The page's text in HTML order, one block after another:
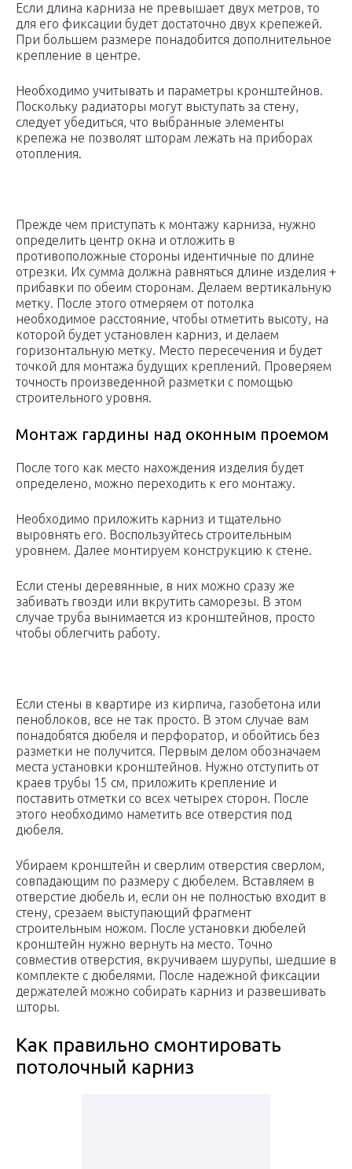
Если длина карниза не превышает двух метров, то
для его фиксации будет достаточно двух крепежей.
При большем размере понадобится дополнительное
крепление в центре.
Необходимо учитывать и параметры кронштейнов.
Поскольку радиаторы могут выступать за стену,
следует убедиться, что выбранные элементы
крепежа не позволят шторам лежать на приборах
отопления.
Прежде чем приступать к монтажу карниза, нужно
определить центр окна и отложить в
противоположные стороны идентичные по длине
отрезки. Их сумма должна равняться длине изделия +
прибавки по обеим сторонам. Делаем вертикальную
метку. После этого отмеряем от потолка
необходимое расстояние, чтобы отметить высоту, на
которой будет установлен карниз, и делаем
горизонтальную метку. Место пересечения и будет
точкой для монтажа будущих креплений. Проверяем
точность произведенной разметки с помощью
строительного уровня.
Монтаж гардины над оконным проемом
После того как место нахождения изделия будет
определено, можно переходить к его монтажу.
Необходимо приложить карниз и тщательно
выровнять его. Воспользуйтесь строительным
уровнем. Далее монтируем конструкцию к стене.
Если стены деревянные, в них можно сразу же
забивать гвозди или вкрутить саморезы. В этом
случае труба вынимается из кронштейнов, просто
чтобы облегчить работу.
Если стены в квартире из кирпича, газобетона или
пеноблоков, все не так просто. В этом случае вам
понадобятся дюбеля и перфоратор, и обойтись без
разметки не получится. Первым делом обозначаем
места установки кронштейнов. Нужно отступить от
краев трубы 15 см, приложить крепление и
поставить отметки со всех четырех сторон. После
этого необходимо наметить все отверстия под
дюбеля.
Убираем кронштейн и сверлим отверстия сверлом,
совпадающим по размеру с дюбелем. Вставляем в
отверстие дюбель и, если он не полностью входит в
стену, срезаем выступающий фрагмент
строительным ножом. После установки дюбелей
кронштейн нужно вернуть на место. Точно
совместив отверстия, вкручиваем шурупы, шедшие в
комплекте с дюбелями. После надежной фиксации
держателей можно собирать карниз и развешивать
шторы.
Как правильно смонтировать
потолочный карниз